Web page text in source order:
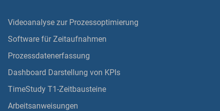
Videoanalyse zur Prozessoptimierung
Software für Zeitaufnahmen
Prozessdatenerfassung
Dashboard Darstellung von KPIs
TimeStudy T1-Zeitbausteine
Arbeitsanweisungen